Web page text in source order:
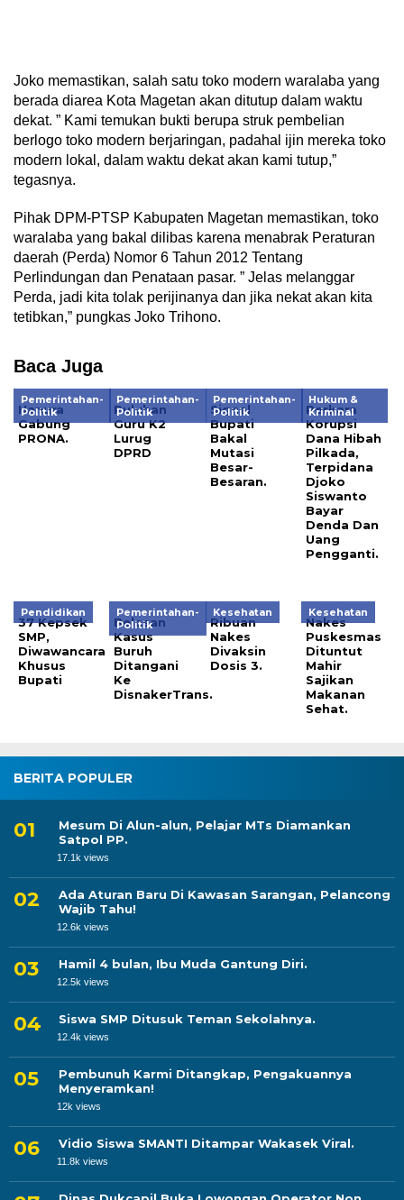
Joko memastikan, salah satu toko modern waralaba yang
berada diarea Kota Magetan akan ditutup dalam waktu
dekat. ” Kami temukan bukti berupa struk pembelian
berlogo toko modern berjaringan, padahal ijin mereka toko
modern lokal, dalam waktu dekat akan kami tutup,”
tegasnya.
Pihak DPM-PTSP Kabupaten Magetan memastikan, toko
waralaba yang bakal dilibas karena menabrak Peraturan
daerah (Perda) Nomor 6 Tahun 2012 Tentang
Perlindungan dan Penataan pasar. ” Jelas melanggar
Perda, jadi kita tolak perijinanya dan jika nekat akan kita
tetibkan,” pungkas Joko Trihono.
Baca Juga
Pemerintahan-
Politik
Hanura
Gabung
PRONA.
Pemerintahan-
Politik
Puluhan
Guru K2
Lurug
DPRD
Pemerintahan-
Politik
Signal
Bupati
Bakal
Mutasi
Besar-
Besaran.
Hukum &
Kriminal
Perkara
Korupsi
Dana Hibah
Pilkada,
Terpidana
Djoko
Siswanto
Bayar
Denda Dan
Uang
Pengganti.
Pendidikan
37 Kepsek
SMP,
Diwawancara
Khusus
Bupati
Pemerintahan-
Politik
Belasan
Kasus
Buruh
Ditangani
Ke
DisnakerTrans.
Kesehatan
Ribuan
Nakes
Divaksin
Dosis 3.
Kesehatan
Nakes
Puskesmas
Dituntut
Mahir
Sajikan
Makanan
Sehat.
BERITA POPULER
Mesum Di Alun-alun, Pelajar MTs Diamankan
Satpol PP.
17.1k views
Ada Aturan Baru Di Kawasan Sarangan, Pelancong
Wajib Tahu!
12.6k views
Hamil 4 bulan, Ibu Muda Gantung Diri.
12.5k views
Siswa SMP Ditusuk Teman Sekolahnya.
12.4k views
Pembunuh Karmi Ditangkap, Pengakuannya
Menyeramkan!
12k views
Vidio Siswa SMANTI Ditampar Wakasek Viral.
11.8k views